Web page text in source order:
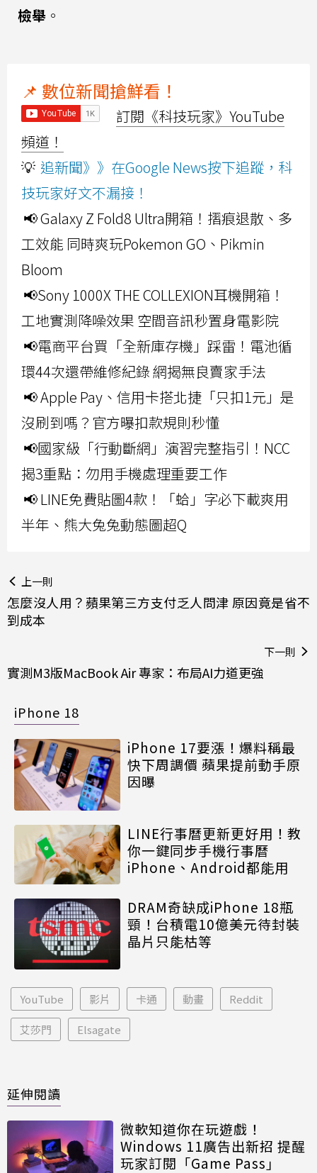
檢舉 。
📌 數位新聞搶鮮看！
訂閱《科技玩家》YouTube
頻道！
💡 追新聞》》在Google News按下追蹤，科
技玩家好文不漏接！
📢 Galaxy Z Fold8 Ultra開箱！摺痕退散、多
工效能 同時爽玩Pokemon GO、Pikmin
Bloom
📢Sony 1000X THE COLLEXION耳機開箱！
工地實測降噪效果 空間音訊秒置身電影院
📢電商平台買「全新庫存機」踩雷！電池循
環44次還帶維修紀錄 網揭無良賣家手法
📢 Apple Pay、信用卡搭北捷「只扣1元」是
沒刷到嗎？官方曝扣款規則秒懂
📢國家級「行動斷網」演習完整指引！NCC
揭3重點：勿用手機處理重要工作
📢 LINE免費貼圖4款！「蛤」字必下載爽用
半年、熊大兔兔動態圖超Q
上一則
怎麼沒人用？蘋果第三方支付乏人問津 原因竟是省不
到成本
下一則
實測M3版MacBook Air 專家：布局AI力道更強
iPhone 18
iPhone 17要漲！爆料稱最
快下周調價 蘋果提前動手原
因曝
LINE行事曆更新更好用！教
你一鍵同步手機行事曆
iPhone、Android都能用
DRAM奇缺成iPhone 18瓶
頸！台積電10億美元待封裝
晶片只能枯等
YouTube 影片 卡通 動畫 Reddit
艾莎門 Elsagate
延伸閱讀
微軟知道你在玩遊戲！
Windows 11廣告出新招 提醒
玩家訂閱「Game Pass」